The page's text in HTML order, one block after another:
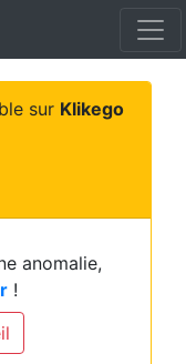
sur Klikego
anomalie,
!